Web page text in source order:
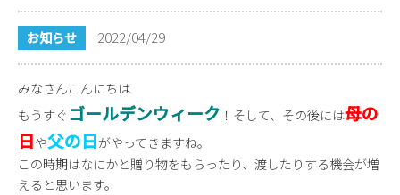
お知らせ 2022/04/29
みなさんこんにちは
もうすぐ ゴールデンウィーク ！そして、その後には母の
日や父の日がやってきますね。
この時期はなにかと贈り物をもらったり、渡したりする機会が増
えると思います。